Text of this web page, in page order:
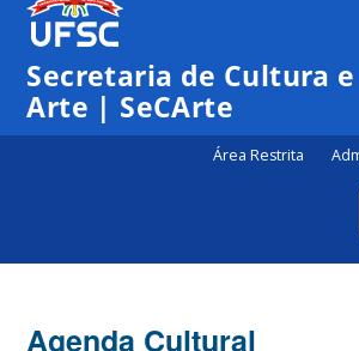
Secretaria de Cultura e
Arte | SeCArte
Área Restrita
Agenda Cultural